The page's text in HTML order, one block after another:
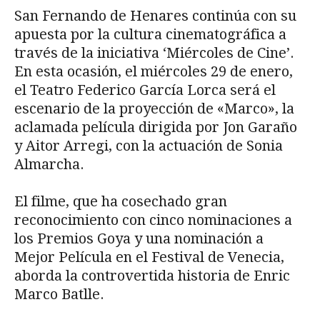
San Fernando de Henares continúa con su
apuesta por la cultura cinematográfica a
través de la iniciativa ‘Miércoles de Cine’.
En esta ocasión, el miércoles 29 de enero,
el Teatro Federico García Lorca será el
escenario de la proyección de «Marco», la
aclamada película dirigida por Jon Garaño
y Aitor Arregi, con la actuación de Sonia
Almarcha.
El filme, que ha cosechado gran
reconocimiento con cinco nominaciones a
los Premios Goya y una nominación a
Mejor Película en el Festival de Venecia,
aborda la controvertida historia de Enric
Marco Batlle.